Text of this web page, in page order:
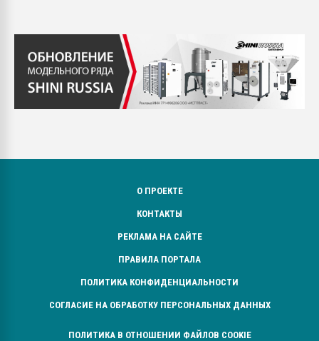
О ПРОЕКТЕ
КОНТАКТЫ
РЕКЛАМА НА САЙТЕ
ПРАВИЛА ПОРТАЛА
ПОЛИТИКА КОНФИДЕНЦИАЛЬНОСТИ
СОГЛАСИЕ НА ОБРАБОТКУ ПЕРСОНАЛЬНЫХ ДАННЫХ
ПОЛИТИКА В ОТНОШЕНИИ ФАЙЛОВ COOKIE